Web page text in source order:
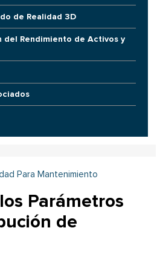
de Realidad 3D
Rendimiento de Activos y
Para Mantenimiento
Parámetros
de